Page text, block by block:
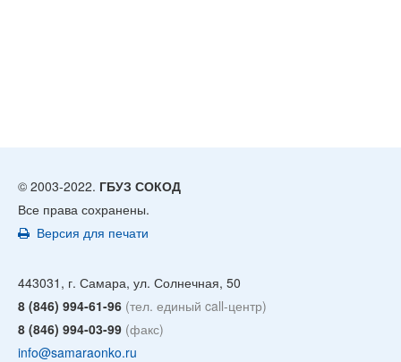
© 2003-2022. ГБУЗ СОКОД
Все права сохранены.
Версия для печати
443031, г. Самара, ул. Солнечная, 50
8 (846) 994-61-96 (тел. единый call-центр)
8 (846) 994-03-99 (факс)
info@samaraonko.ru